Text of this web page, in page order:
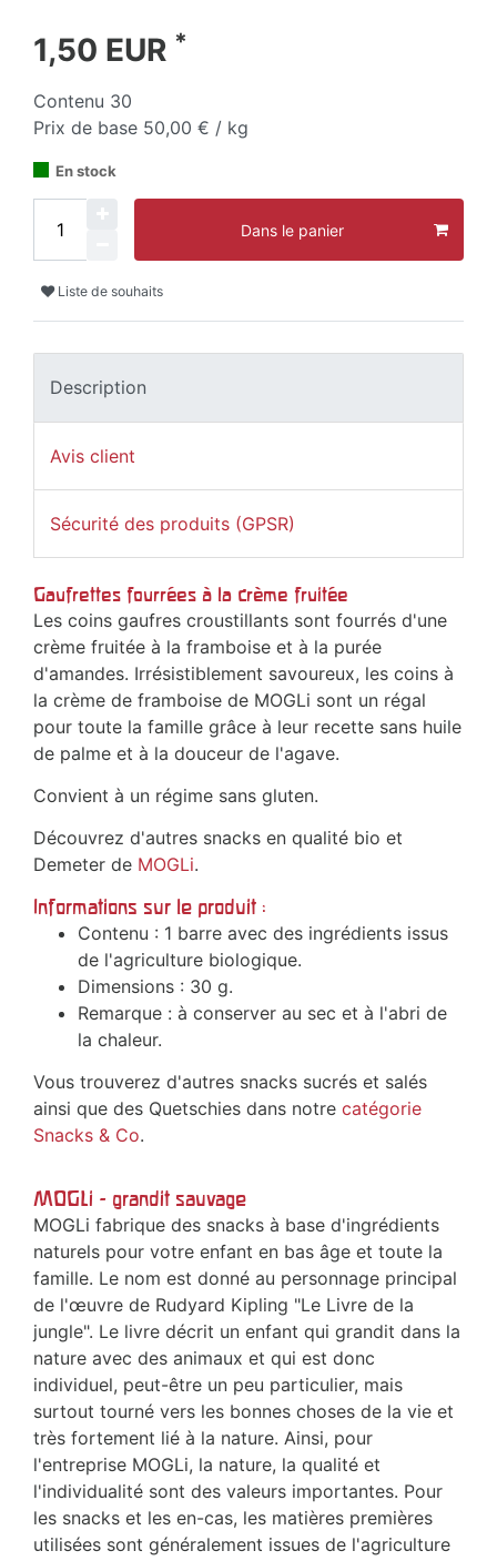
1,50 EUR *
Contenu 30
Prix de base 50,00 € / kg
En stock
Dans le panier
Liste de souhaits
Description
Avis client
Sécurité des produits (GPSR)
Gaufrettes fourrées à la crème fruitée
Les coins gaufres croustillants sont fourrés d'une
crème fruitée à la framboise et à la purée
d'amandes. Irrésistiblement savoureux, les coins à
la crème de framboise de MOGLi sont un régal
pour toute la famille grâce à leur recette sans huile
de palme et à la douceur de l'agave.
Convient à un régime sans gluten.
Découvrez d'autres snacks en qualité bio et
Demeter de MOGLi.
Informations sur le produit :
Contenu : 1 barre avec des ingrédients issus
de l'agriculture biologique.
Dimensions : 30 g.
Remarque : à conserver au sec et à l'abri de
la chaleur.
Vous trouverez d'autres snacks sucrés et salés
ainsi que des Quetschies dans notre catégorie
Snacks & Co.
MOGLi - grandit sauvage
MOGLi fabrique des snacks à base d'ingrédients
naturels pour votre enfant en bas âge et toute la
famille. Le nom est donné au personnage principal
de l'œuvre de Rudyard Kipling "Le Livre de la
jungle". Le livre décrit un enfant qui grandit dans la
nature avec des animaux et qui est donc
individuel, peut-être un peu particulier, mais
surtout tourné vers les bonnes choses de la vie et
très fortement lié à la nature. Ainsi, pour
l'entreprise MOGLi, la nature, la qualité et
l'individualité sont des valeurs importantes. Pour
les snacks et les en-cas, les matières premières
utilisées sont généralement issues de l'agriculture